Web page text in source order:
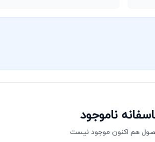
ناموجود
هم اکنون موجود نیست